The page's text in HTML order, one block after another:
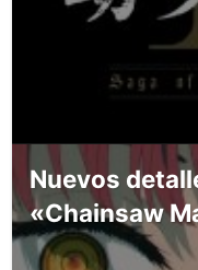
Nuevos
«Chainsaw